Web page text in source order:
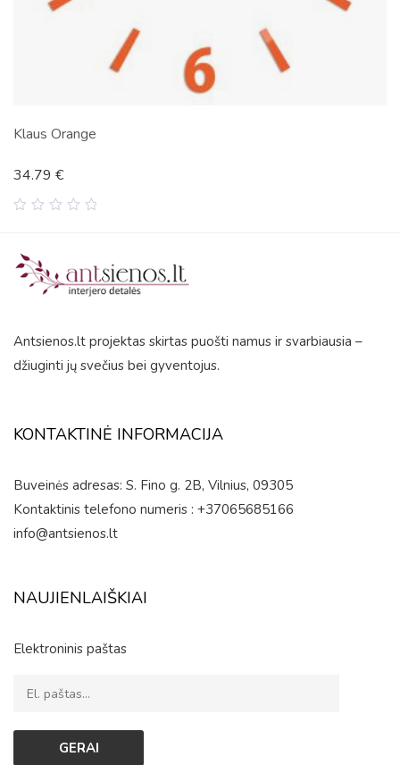
Klaus Orange
5
34.79 €
Antsienos.lt projektas skirtas puošti namus ir svarbiausia –
džiuginti jų svečius bei gyventojus.
KONTAKTINĖ INFORMACIJA
Buveinės adresas: S. Fino g. 2B, Vilnius, 09305
Kontaktinis telefono numeris : +37065685166
info@antsienos.lt
NAUJIENLAIŠKIAI
Elektroninis paštas